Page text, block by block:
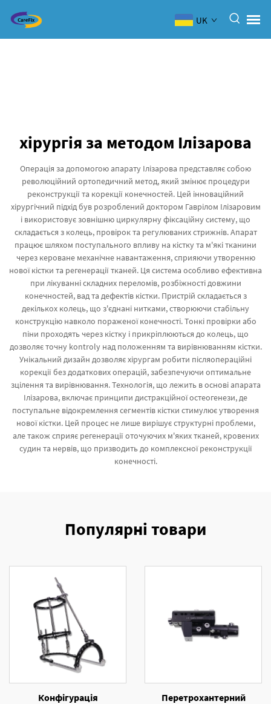
UK
хірургія за методом Ілізарова
Операція за допомогою апарату Ілізарова представляє собою
революційний ортопедичний метод, який змінює процедури
реконструкції та корекції конечностей. Цей інноваційний
хірургічний підхід був розроблений доктором Гаврілом Ілізаровим
і використовує зовнішню циркулярну фіксаційну систему, що
складається з колець, провірок та регулюваних стрижнів. Апарат
працює шляхом поступального впливу на кістку та м'які тканини
через кероване механічне навантаження, сприяючи утворенню
нової кістки та регенерації тканей. Ця система особливо ефективна
при лікуванні складних переломів, розбіжності довжини
конечностей, вад та дефектів кістки. Пристрій складається з
декількох колець, що з'єднані нитками, створюючи стабільну
конструкцію навколо пораженої конечності. Тонкі провірки або
піни проходять через кістку і прикріплюються до колець, що
дозволяє точну kontrolу над положенням та вирівнюванням кістки.
Унікальний дизайн дозволяє хірургам робити післяопераційні
корекції без додаткових операцій, забезпечуючи оптимальне
зцілення та вирівнювання. Технологія, що лежить в основі апарата
Ілізарова, включає принципи дистракційної остеогенези, де
поступальне відокремлення сегментів кістки стимулює утворення
нової кістки. Цей процес не лише вирішує структурні проблеми,
але також сприяє регенерації оточуючих м'яких тканей, кровених
судин та нервів, що призводить до комплексної реконструкції
конечності.
Популярні товари
Конфігурація
Перетрохантерний